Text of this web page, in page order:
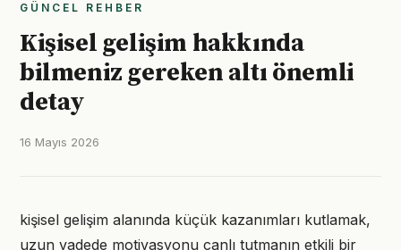
GÜNCEL REHBER
Kişisel gelişim hakkında
bilmeniz gereken altı önemli
detay
16 Mayıs 2026
kişisel gelişim alanında küçük kazanımları kutlamak,
uzun vadede motivasyonu canlı tutmanın etkili bir